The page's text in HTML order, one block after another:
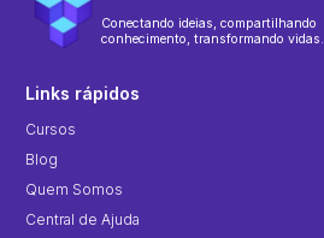
Conectando ideias, compartilhando
conhecimento, transformando vidas.
Links rápidos
Cursos
Blog
Quem Somos
Central de Ajuda